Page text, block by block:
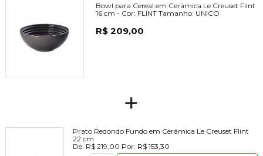
Bowl para Cereal em Cerâmica Le Creuset Flint
16 cm - Cor: FLINT Tamanho: UNICO
R$ 209,00
+
Prato Redondo Fundo em Cerâmica Le Creuset Flint
22 cm
De: R$ 219,00 Por: R$ 153,30